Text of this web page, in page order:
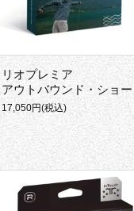
リオプレミア
アウトバウンド・ショ
17,050円(税込)